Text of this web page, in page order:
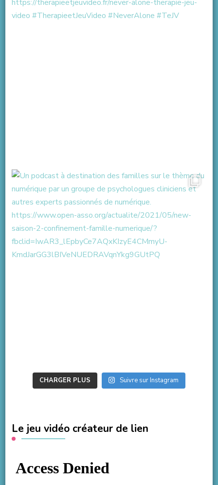
CHARGER PLUS Suivre sur Instagram
Le jeu vidéo créateur de lien